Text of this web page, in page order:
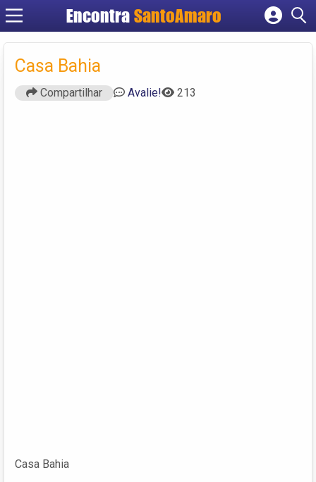
Encontra SantoAmaro
Cadastrar empresa
Casa Bahia
Compartilhar Avalie! 213
Casa Bahia